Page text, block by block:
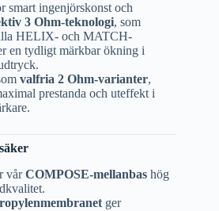
ingenjörskonst och
3 Ohm-teknologi, som
HELIX- och MATCH-
en tydligt märkbar ökning i
valfria 2 Ohm-varianter,
prestanda och uteffekt i
vårCOMPOSE-mellanbas hög
ger